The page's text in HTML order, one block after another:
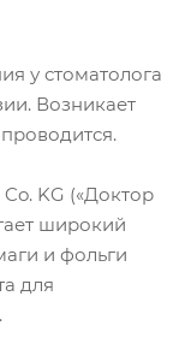
у стоматолога
Возникает
KG («Доктор
широкий
и фольги
для